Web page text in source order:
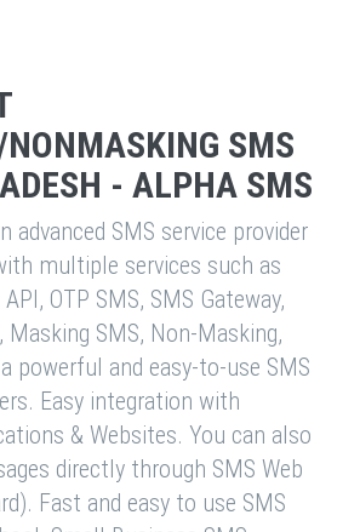
SMS
- ALPHA SMS
advanced SMS service provider
multiple services such as
OTP SMS, SMS Gateway,
, Masking SMS, Non-Masking,
powerful and easy-to-use SMS
Easy integration with
& Websites. You can also
directly through SMS Web
Fast and easy to use SMS